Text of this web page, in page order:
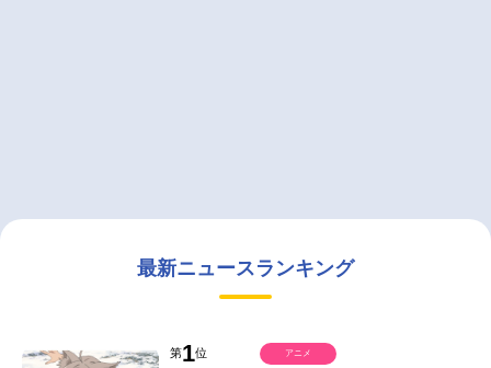
最新ニュースランキング
第1位 アニメ